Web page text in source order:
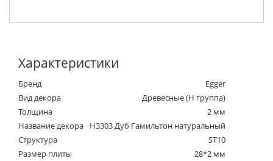
Характеристики
Бренд
Egger
Вид декора
Древесные (Н группа)
Толщина
2 мм
Название декора
H3303 Дуб Гамильтон натуральный
Структура
ST10
Размер плиты
28*2 мм